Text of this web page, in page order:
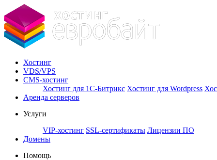
Хостинг
VDS/VPS
CMS-хостинг
Хостинг для 1С-Битрикс Хостинг для Wordpress
Аренда серверов
Услуги
VIP-хостинг SSL-сертификаты Лицензии ПО
Домены
Помощь